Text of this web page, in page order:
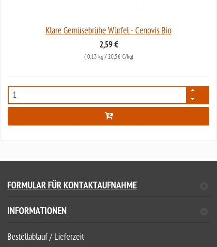
Klare Gemüsebrühe Würfel - Cenovis Bio
2,59 €
( 0,13 kg/ 20,56 €/kg)
5649
FORMULAR FÜR KONTAKTAUFNAHME
INFORMATIONEN
Bestellablauf / Lieferzeit